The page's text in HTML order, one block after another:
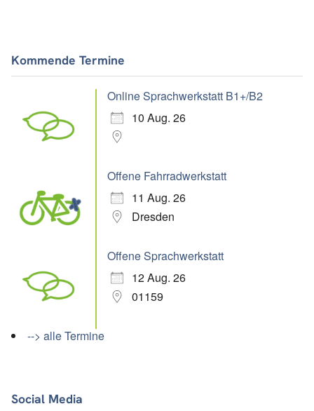
Kommende Termine
Online Sprachwerkstatt B1+/B2
10 Aug. 26
Offene Fahrradwerkstatt
11 Aug. 26
Dresden
Offene Sprachwerkstatt
12 Aug. 26
01159
--> alle Termine
Social Media